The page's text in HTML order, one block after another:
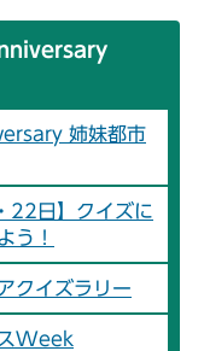
姉妹都市
22日】クイズに
う！
クイズラリー
スWeek